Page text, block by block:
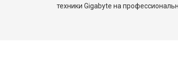
техники Gigabyte на